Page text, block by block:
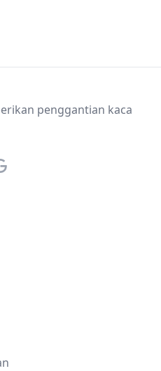
penggantian kaca
Business Profile